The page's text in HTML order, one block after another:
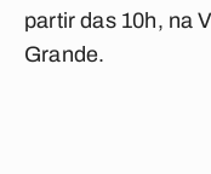
partir das 10h, na
Grande.